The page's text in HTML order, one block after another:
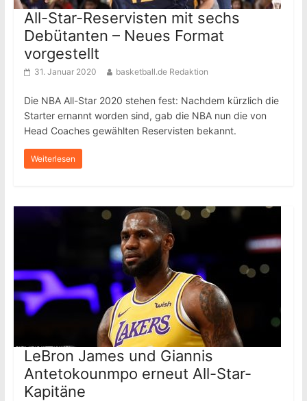
All-Star-Reservisten mit sechs
Debütanten – Neues Format
vorgestellt
31. Januar 2020 basketball.de Redaktion
Die NBA All-Star 2020 stehen fest: Nachdem kürzlich die
Starter ernannt worden sind, gab die NBA nun die von
Head Coaches gewählten Reservisten bekannt.
Weiterlesen
LeBron James und Giannis
Antetokounmpo erneut All-Star-
Kapitäne